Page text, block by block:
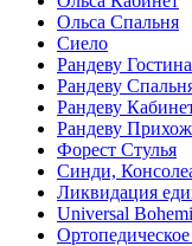
Ольса Спальня
Сиело
Рандеву
Рандеву
Рандеву
Рандеву
Форест Стулья
Синди,
Ликвидация
Universal